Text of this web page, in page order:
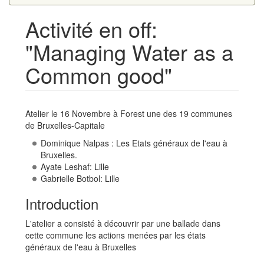
Activité en off:
"Managing Water as a
Common good"
Atelier le 16 Novembre à Forest une des 19 communes
de Bruxelles-Capitale
Dominique Nalpas : Les Etats généraux de l'eau à
Bruxelles.
Ayate Leshaf: Lille
Gabrielle Botbol: Lille
Introduction
L'atelier a consisté à découvrir par une ballade dans
cette commune les actions menées par les états
généraux de l'eau à Bruxelles